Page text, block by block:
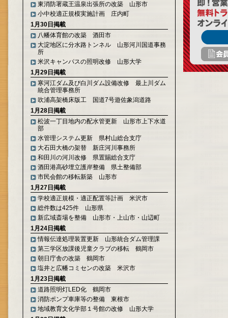
東消防署蔵王温泉出張所の改築 山形市
小中校適正規模実施計画 庄内町
1月30日掲載
八幡体育館の改築 酒田市
大淀地区に分水路トンネル 山形河川国道事務
所
米沢キャンパスの照明改修 山形大学
1月29日掲載
寒河江ダム及び白川ダム設備改修 最上川ダム
統合管理事務所
吹浦高架橋床版工 国道7号遊佐象潟道路
1月28日掲載
松波一丁目地内の配水管更新 山形市上下水道
部
水管理システム更新 県村山総合支庁
大石田大橋の架替 新庄河川事務所
和田川の河川改修 県置賜総合支庁
酒田港高砂埋立護岸整備 県土整備部
市民会館の移転新築 山形市
1月27日掲載
学校適正規模・適正配置等計画 米沢市
総件数は425件 山形県
新広域斎場を整備 山形市・上山市・山辺町
1月24日掲載
情報伝達処理装置更新 山形統合ダム管理課
第三学区放課後児童クラブの移転 鶴岡市
朝日庁舎の改築 鶴岡市
塩井と広幡コミセンの改築 米沢市
1月23日掲載
道路照明灯LED化 鶴岡市
消防ポンプ車庫等の整備 東根市
地域教育文化学部１号館の改修 山形大学